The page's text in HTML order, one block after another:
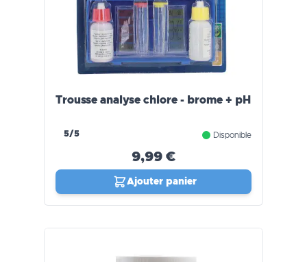
Trousse analyse chlore - brome + pH
5/5 Disponible
9,99 €
Ajouter panier